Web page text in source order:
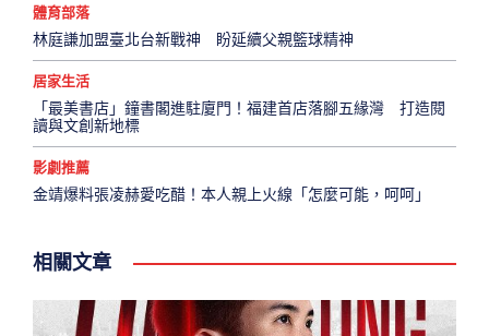
體育部落
林庭謙加盟臺北台新戰神 盼延續父親籃球精神
居家生活
「最美書店」鐘書閣進駐廈門！福建首店落腳五緣灣 打造閱
讀與文創新地標
影劇推薦
金靖爆料張凌赫愛吃醋！本人親上火線「怎麼可能，呵呵」
相關文章